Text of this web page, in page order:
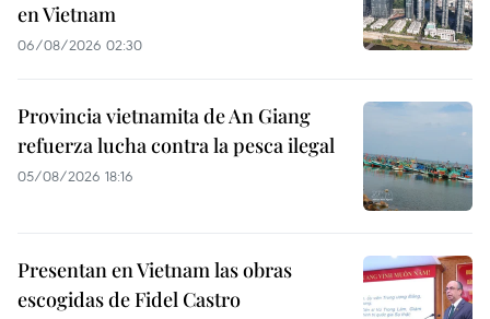
en Vietnam
06/08/2026 02:30
Provincia vietnamita de An Giang
refuerza lucha contra la pesca ilegal
05/08/2026 18:16
Presentan en Vietnam las obras
escogidas de Fidel Castro